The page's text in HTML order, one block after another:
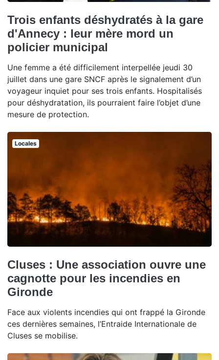
Trois enfants déshydratés à la gare
d'Annecy : leur mère mord un
policier municipal
Une femme a été difficilement interpellée jeudi 30
juillet dans une gare SNCF après le signalement d’un
voyageur inquiet pour ses trois enfants. Hospitalisés
pour déshydratation, ils pourraient faire l’objet d’une
mesure de protection.
Locales
Cluses : Une association ouvre une
cagnotte pour les incendies en
Gironde
Face aux violents incendies qui ont frappé la Gironde
ces dernières semaines, l’Entraide Internationale de
Cluses se mobilise.